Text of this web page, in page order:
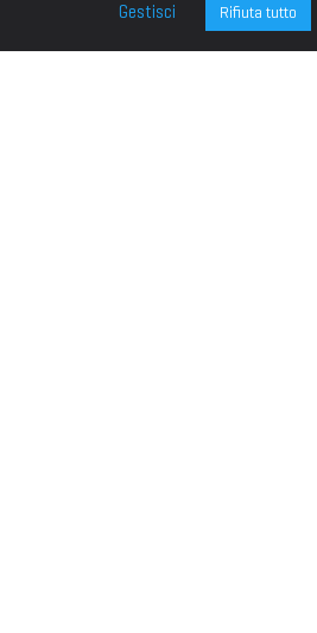
Gestisci
Rifiuta tutto